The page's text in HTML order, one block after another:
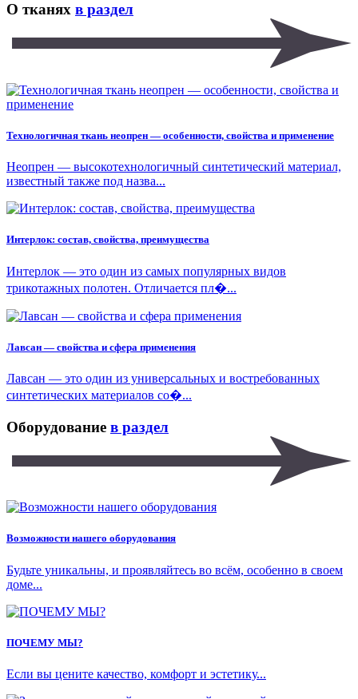
О тканях в раздел
Технологичная ткань неопрен — особенности, свойства и применение
Неопрен — высокотехнологичный синтетический материал,
известный также под назва...
Интерлок: состав, свойства, преимущества
Интерлок — это один из самых популярных видов
трикотажных полотен. Отличается пл�...
Лавсан — свойства и сфера применения
Лавсан — это один из универсальных и востребованных
синтетических материалов со�...
Оборудование в раздел
Возможности нашего оборудования
Будьте уникальны, и проявляйтесь во всём, особенно в своем
доме...
ПОЧЕМУ МЫ?
Если вы цените качество, комфорт и эстетику...